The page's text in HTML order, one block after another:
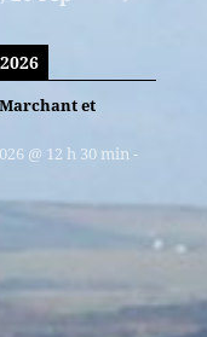
et
@ 12 h 30 min-